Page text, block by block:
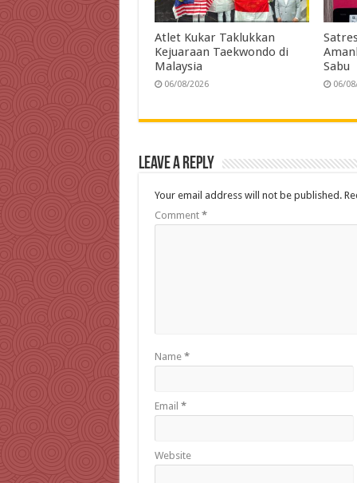
Atlet Kukar Taklukkan
Kejuaraan Taekwondo di
Malaysia
06/08/2026
Sabu
06/
Leave a Reply
Your email address will not be published.
Comment *
Name *
Email *
Website